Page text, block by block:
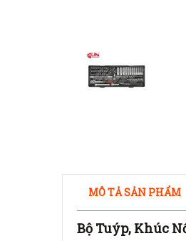
MÔ TẢ SẢN PHẨM
Bộ Tuýp, Khúc